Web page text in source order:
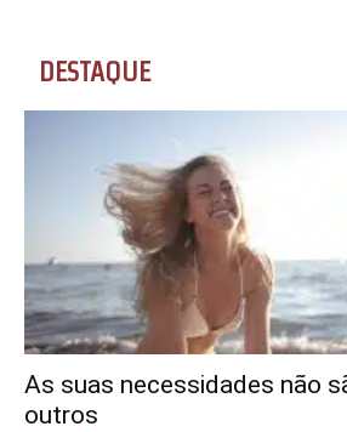
DESTAQUE
As suas necessidades não
outros